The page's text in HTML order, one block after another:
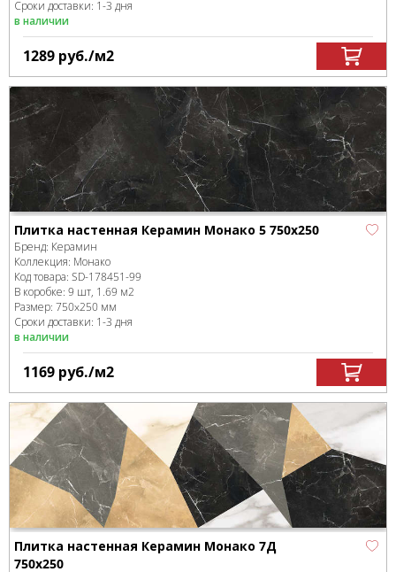
Сроки доставки: 1-3 дня
в наличии
1289 руб./м2
Плитка настенная Керамин Монако 5 750х250
Бренд: Керамин
Коллекция: Монако
Код товара: SD-178451-99
В коробке: 9 шт, 1.69 м2
Размер: 750x250 мм
Сроки доставки: 1-3 дня
в наличии
1169 руб./м2
Плитка настенная Керамин Монако 7Д
750х250